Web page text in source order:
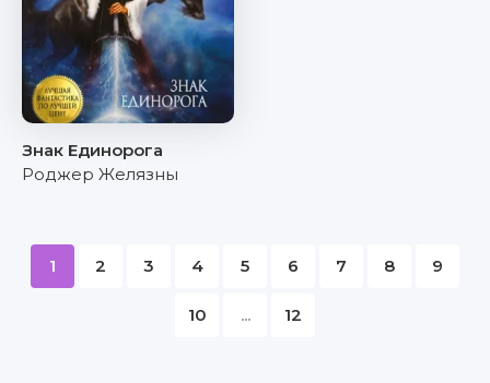
Знак Единорога
Роджер Желязны
1 2 3 4 5 6 7 8 9
10 ... 12